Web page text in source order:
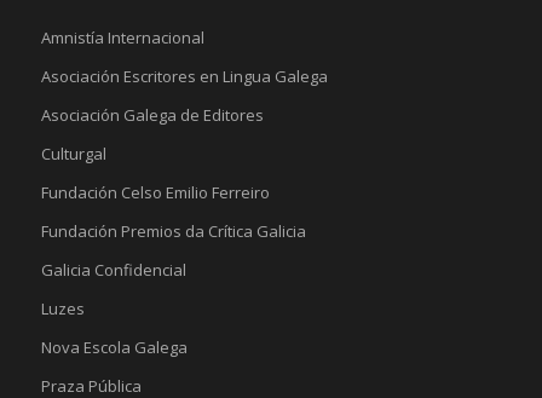
Amnistía Internacional
Asociación Escritores en Lingua Galega
Asociación Galega de Editores
Culturgal
Fundación Celso Emilio Ferreiro
Fundación Premios da Crítica Galicia
Galicia Confidencial
Luzes
Nova Escola Galega
Praza Pública